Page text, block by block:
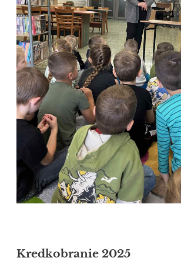
Kredkobranie 2025